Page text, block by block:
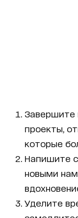
Завершите
проекты,
которые
Напишите
новыми
Уделите